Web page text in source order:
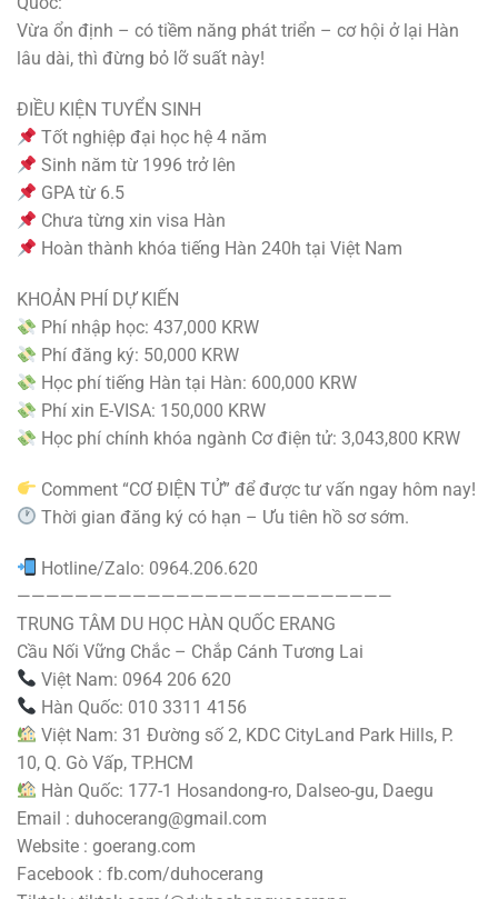
Vừa ổn định – có tiềm năng phát triển – cơ hội ở lại Hàn
lâu dài, thì đừng bỏ lỡ suất này!
ĐIỀU KIỆN TUYỂN SINH
Tốt nghiệp đại học hệ 4 năm
Sinh năm từ 1996 trở lên
GPA từ 6.5
Chưa từng xin visa Hàn
Hoàn thành khóa tiếng Hàn 240h tại Việt Nam
KHOẢN PHÍ DỰ KIẾN
Phí nhập học: 437,000 KRW
Phí đăng ký: 50,000 KRW
Học phí tiếng Hàn tại Hàn: 600,000 KRW
Phí xin E-VISA: 150,000 KRW
Học phí chính khóa ngành Cơ điện tử: 3,043,800 KRW
Comment “CƠ ĐIỆN TỬ” để được tư vấn ngay hôm nay!
Thời gian đăng ký có hạn – Ưu tiên hồ sơ sớm.
Hotline/Zalo: 0964.206.620
——————————————————————————
TRUNG TÂM DU HỌC HÀN QUỐC ERANG
Cầu Nối Vững Chắc – Chắp Cánh Tương Lai
Việt Nam: 0964 206 620
Hàn Quốc: 010 3311 4156
Việt Nam: 31 Đường số 2, KDC CityLand Park Hills, P.
10, Q. Gò Vấp, TP.HCM
Hàn Quốc: 177-1 Hosandong-ro, Dalseo-gu, Daegu
Email : duhocerang@gmail.com
Website : goerang.com
Facebook : fb.com/duhocerang